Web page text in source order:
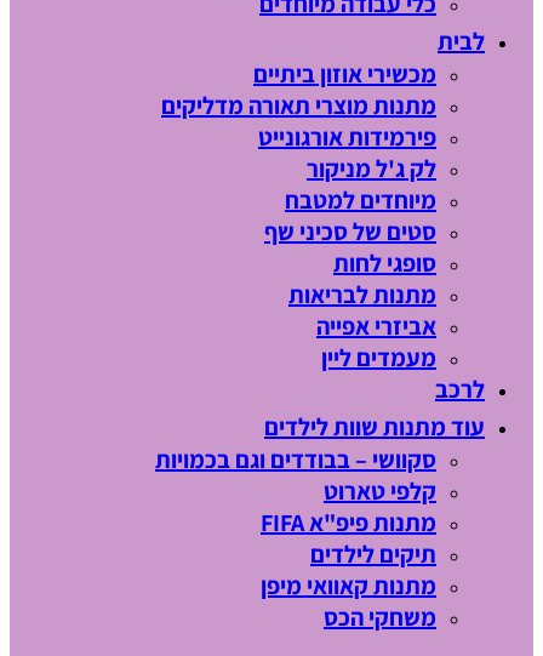
לבית
מכשירי אוזון ביתיים
מתנות מוצרי תאורה מדליקים
פירמידות אורגונייט
לק ג'ל מניקור
מיוחדים למטבח
סטים של סכיני שף
סופגי לחות
מתנות לבריאות
אביזרי אפייה
מעמדים ליין
לרכב
עוד מתנות שוות לילדים
סקוושי – בבודדים וגם בכמויות
קלפי טארוט
מתנות פיפ"א FIFA
תיקים לילדים
מתנות קאוואי מיפן
משחקי הכס